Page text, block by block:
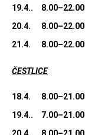
19.4..
8.00–22.00
20.4.
8.00–22.00
21.4.
8.00–22.00
ČESTLICE
18.4.
8.00–21.00
19.4..
7.00–21.00